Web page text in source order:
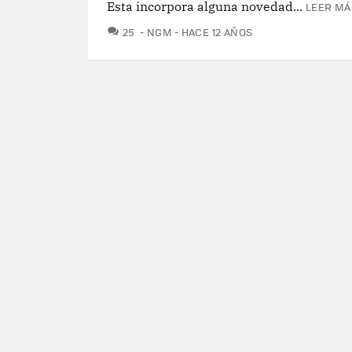
Esta incorpora alguna novedad... LEER
25 COMENTARIOS
NGM HACE 12 AÑOS